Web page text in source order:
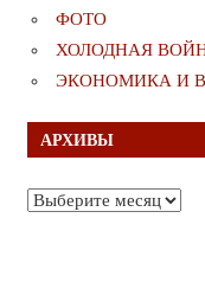
ФОТО
ХОЛОДНАЯ
ЭКОНОМИКА И
АРХИВЫ
Архивы